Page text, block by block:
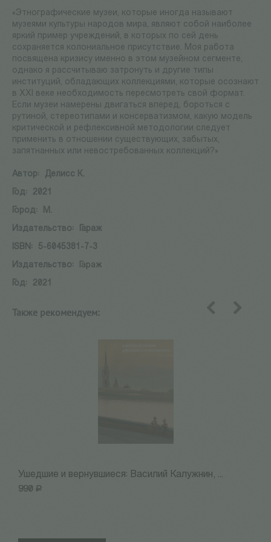
«Этнографические музеи, которые иногда называют
музеями культуры народов мира, являют собой наиболее
яркий пример учреждений, в которых по сей день
сохраняется колониальное присутствие. Моя работа
посвящена кризису именно в этом музейном сегменте,
однако я рассчитываю затронуть и другие типы
институций, обладающих коллекциями, которые осознают
в XXI веке необходимость пересмотреть свой формат.
Если музеи намерены двигаться вперед, бороться с
рутиной, стереотипами и консерватизмом, какую модель
критической и рефлексивной методологии следует
применить в отношении существующих, забытых,
запятнанных или невостребованных коллекций?»
Автор:
Делисс К.
Год:
2021
Город:
М.
Издательство:
Гараж
ISBN:
5-6045381-7-3
Издательство:
Гараж
Год:
2021
Также рекомендуем:
Ушедшие и вернувшиеся: Василий Калужнин, ...
990 Р